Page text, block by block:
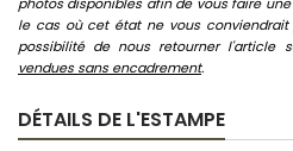
le cas où cet état ne vous
possibilité de nous retourner l'article
vendues sans encadrement.
DÉTAILS DE L'ESTAMPE